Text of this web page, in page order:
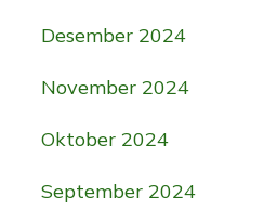
Desember 2024
November 2024
Oktober 2024
September 2024